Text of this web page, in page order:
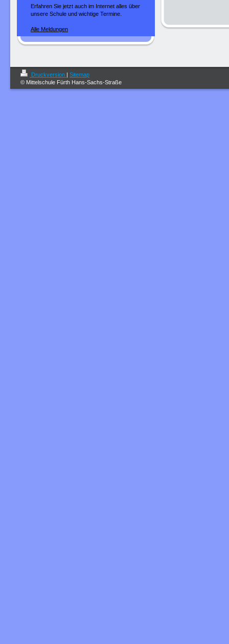
Erfahren Sie jetzt auch im Internet alles über
unsere Schule und wichtige Termine.
Alle Meldungen
Druckversion | Sitemap
© Mittelschule Fürth Hans-Sachs-Straße